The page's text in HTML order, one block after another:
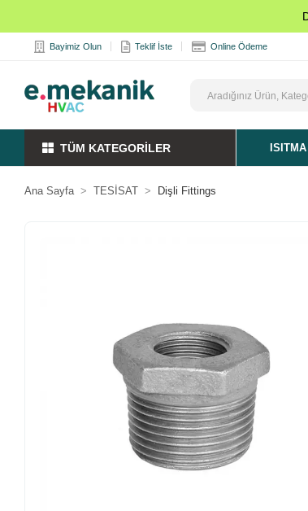
Bayimiz Olun Teklif İste Online Ödeme
TÜM KATEGORİLER ISITMA
Ana Sayfa TESİSAT Dişli Fittings